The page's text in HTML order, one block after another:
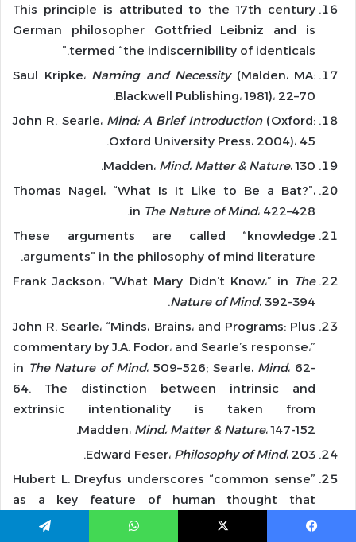
This principle is attributed to the 17th century
German philosopher Gottfried Leibniz and is
termed “the indiscernibility of identicals.”
Saul Kripke، Naming and Necessity(Malden، MA:
Blackwell Publishing، 1981)، 22–70.
John R. Searle، Mind: A Brief Introduction (Oxford:
Oxford University Press، 2004)، 45.
Madden، Mind،Matter & Nature، 130.
Thomas Nagel، “What Is It Like to Be a Bat?”،
in The Nature of Mind، 422–428.
These arguments are called “knowledge
arguments” in the philosophy of mind literature.
Frank Jackson، “What Mary Didn’t Know،” in The
Nature of Mind، 392–394.
John R. Searle، “Minds، Brains، and Programs: Plus
commentary by J.A. Fodor، and Searle’s response،”
in The Nature of Mind، 509–526; Searle، Mind، 62–
64. The distinction between intrinsic and
extrinsic intentionality is taken from
Madden، Mind،Matter & Nature، 147-152.
Edward Feser، Philosophy of Mind، 203.
Hubert L. Dreyfus underscores “common sense”
as a key feature of human thought that
computers by necessity lack، based on the